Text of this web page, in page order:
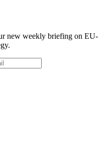
new weekly briefing on EU-